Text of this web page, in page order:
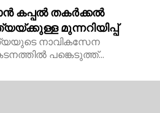
കപ്പൽ തകർക്കൽ
മുന്നറിയിപ്പ്
നാവികസേന
പങ്കെടുത്ത്...